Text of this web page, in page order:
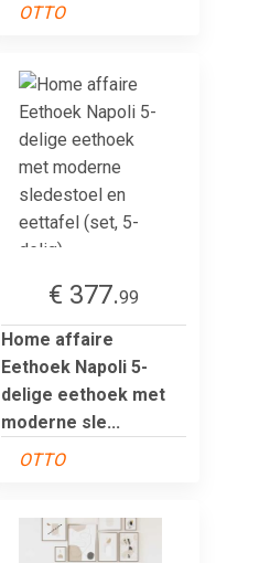
OTTO
€ 377.99
Home affaire
Eethoek Napoli 5-
delige eethoek met
moderne sle...
OTTO